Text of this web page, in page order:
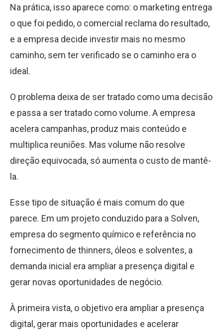
Na prática, isso aparece como: o marketing entrega
o que foi pedido, o comercial reclama do resultado,
e a empresa decide investir mais no mesmo
caminho, sem ter verificado se o caminho era o
ideal.
O problema deixa de ser tratado como uma decisão
e passa a ser tratado como volume. A empresa
acelera campanhas, produz mais conteúdo e
multiplica reuniões. Mas volume não resolve
direção equivocada, só aumenta o custo de mantê-
la.
Esse tipo de situação é mais comum do que
parece. Em um projeto conduzido para a Solven,
empresa do segmento químico e referência no
fornecimento de thinners, óleos e solventes, a
demanda inicial era ampliar a presença digital e
gerar novas oportunidades de negócio.
À primeira vista, o objetivo era ampliar a presença
digital, gerar mais oportunidades e acelerar